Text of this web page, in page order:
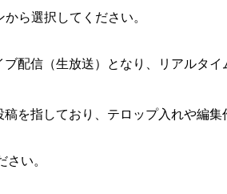
ら選択してください。
配信（生放送）となり、リアルタ
を指しており、テロップ入れや編集
い。